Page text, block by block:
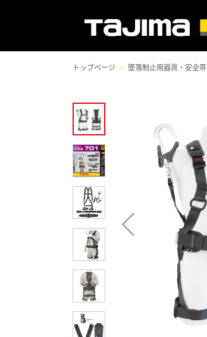
トップページ 墜落制止用器具・安全帯